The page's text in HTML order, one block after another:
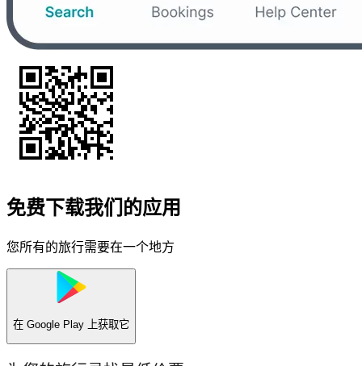
免费下载我们的应用
您所有的旅行需要在一个地方
在 Google Play 上获取它